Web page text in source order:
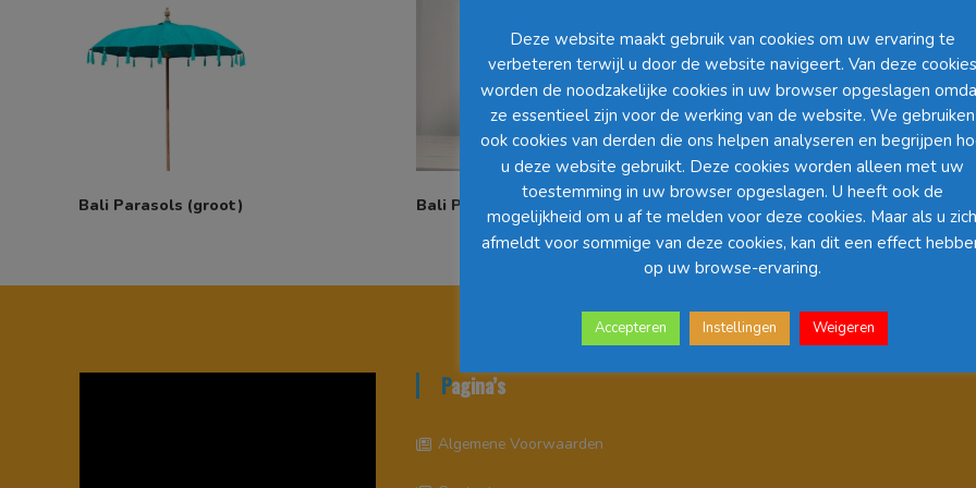
Bali Parasols (groot) Bali Parasols (klein)
Pagina’s
Algemene Voorwaarden
Deze website maakt gebruik van cookies om uw ervaring te
verbeteren terwijl u door de website navigeert. Van deze cookies
worden de noodzakelijke cookies in uw browser opgeslagen
ze essentieel zijn voor de werking van de website. We gebruiken
ook cookies van derden die ons helpen analyseren en begrijpen
u deze website gebruikt. Deze cookies worden alleen met uw
toestemming in uw browser opgeslagen. U heeft ook de
mogelijkheid om u af te melden voor deze cookies. Maar als u zich
afmeldt voor sommige van deze cookies, kan dit een effect
op uw browse-ervaring.
Accepteren Instellingen Weigeren